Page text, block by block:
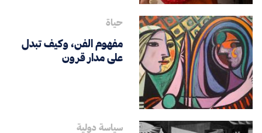
حياة
مفهوم الفن، وكيف تبدل
على مدار قرون
سياسة دولية